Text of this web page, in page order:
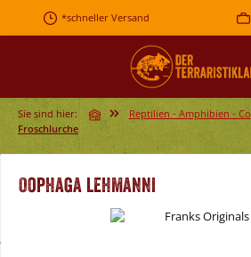
Zum Hauptinhalt springen
*schneller Versand
Sie sind hier: Reptilien - Amphibien - Co
Froschlurche
Oophaga lehmanni